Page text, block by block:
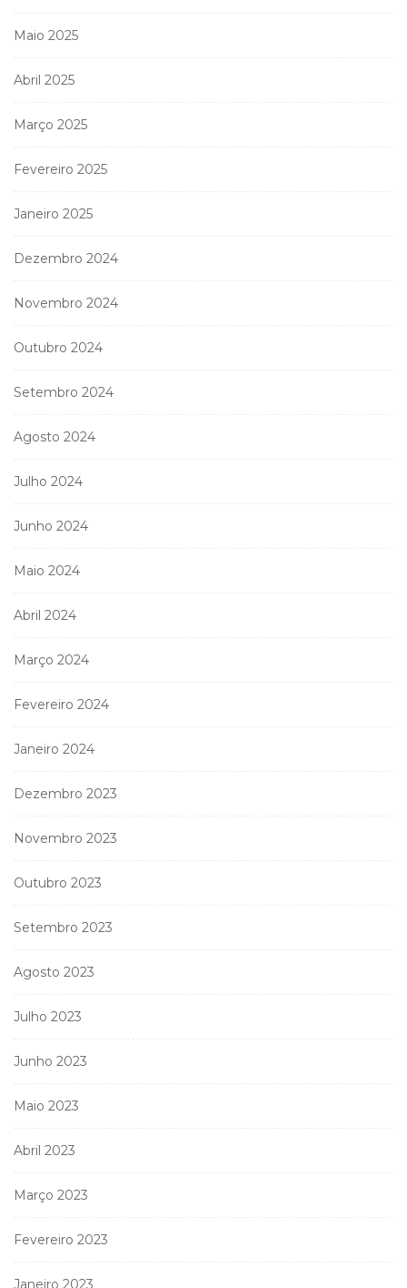
Maio 2025
Abril 2025
Março 2025
Fevereiro 2025
Janeiro 2025
Dezembro 2024
Novembro 2024
Outubro 2024
Setembro 2024
Agosto 2024
Julho 2024
Junho 2024
Maio 2024
Abril 2024
Março 2024
Fevereiro 2024
Janeiro 2024
Dezembro 2023
Novembro 2023
Outubro 2023
Setembro 2023
Agosto 2023
Julho 2023
Junho 2023
Maio 2023
Abril 2023
Março 2023
Fevereiro 2023
Janeiro 2023